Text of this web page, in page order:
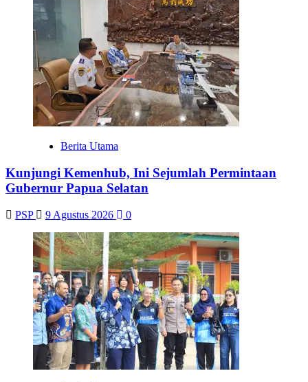
Berita Utama
Kunjungi Kemenhub, Ini Sejumlah Permintaan
Gubernur Papua Selatan
PSP 9 Agustus 2026 0